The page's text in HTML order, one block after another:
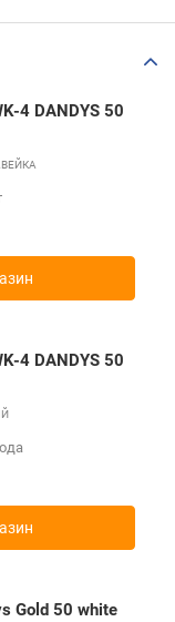
4 DANDYS 50
4 DANDYS 50
Gold 50 white